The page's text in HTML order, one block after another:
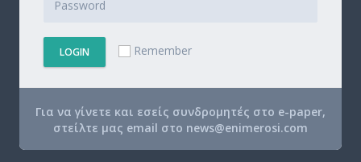
LOGIN Remember
Για να γίνετε και εσείς συνδρομητές στο e-paper,
στείλτε μας email στο news@enimerosi.com